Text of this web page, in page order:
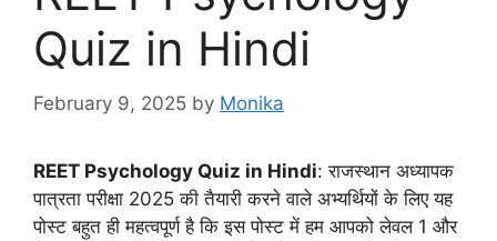
Quiz in Hindi
February 9, 2025 by Monika
REET Psychology Quiz in Hindi: राजस्थान अध्यापक
पात्रता परीक्षा 2025 की तैयारी करने वाले अभ्यर्थियों के लिए यह
पोस्ट बहुत ही महत्वपूर्ण है कि इस पोस्ट में हम आपको लेवल 1 और